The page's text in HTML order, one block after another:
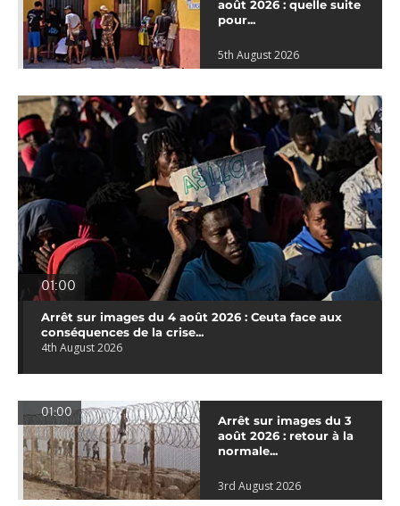
août 2026 : quelle suite
pour...
5th August 2026
01:00
Arrêt sur images du 4 août 2026 : Ceuta face aux
conséquences de la crise...
4th August 2026
01:00
Arrêt sur images du 3
août 2026 : retour à la
normale...
3rd August 2026